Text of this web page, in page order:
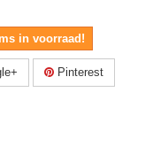
in voorraad!
Pinterest